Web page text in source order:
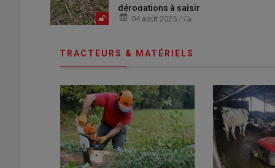
dérogations à saisir
04 août 2025 /
TRACTEURS & MATÉRIELS